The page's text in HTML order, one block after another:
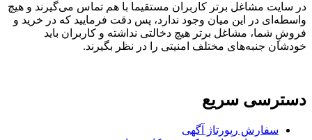
در سایت مشاغل برتر کاربران مستقیما با هم تماس می‌گیرند و هیچ
واسطه‌ای در این میان وجود ندارد، پس دقت فرمایید که در خرید و
فروشِ شما، مشاغل برتر هیچ دخالتی نداشته و کاربران باید
خودشان جنبه‌های مختلف امنیتی را در نظر بگیرند.
دسترسی سریع
سفارش رپورتاژ آگهی